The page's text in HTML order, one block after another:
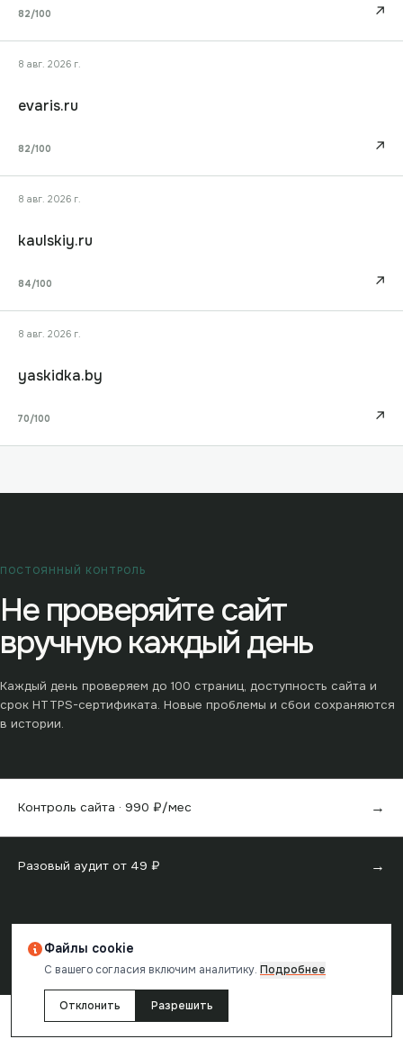
82/100 ↗
8 авг. 2026 г.
evaris.ru
82/100 ↗
8 авг. 2026 г.
kaulskiy.ru
84/100 ↗
8 авг. 2026 г.
yaskidka.by
70/100 ↗
ПОСТОЯННЫЙ КОНТРОЛЬ
Не проверяйте сайт
вручную каждый день
Каждый день проверяем до 100 страниц, доступность сайта и
срок HTTPS-сертификата. Новые проблемы и сбои сохраняются
в истории.
Контроль сайта · 990 ₽/мес →
Разовый аудит от 49 ₽ →
Отчёт создан вreChecker· проверка одной страницы бесплатна
Файлы cookie
С вашего согласия включим аналитику. Подробнее
Отклонить Разрешить